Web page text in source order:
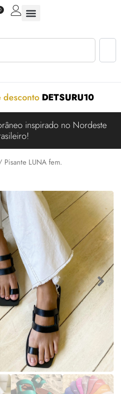
desconto DETSURU10
inspirado no Nordeste
Pisante LUNA fem.